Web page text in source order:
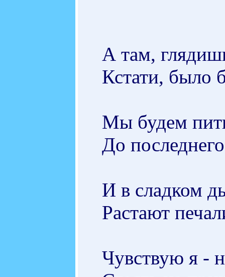
А там,
Кстати, было
Мы будем
До
И в сладком
Растают
Чувствую я -